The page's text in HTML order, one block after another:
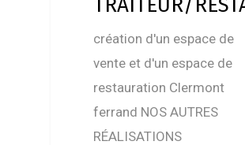
création d'un espace de
vente et d'un espace de
restauration Clermont
ferrand NOS AUTRES
RÉALISATIONS